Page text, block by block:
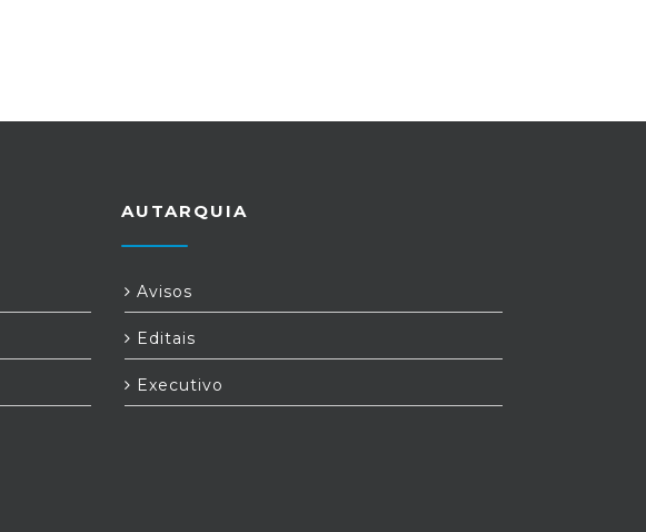
AUTARQUIA
Avisos
Editais
Executivo